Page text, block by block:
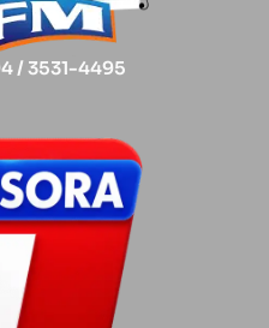
/ 3531-4495